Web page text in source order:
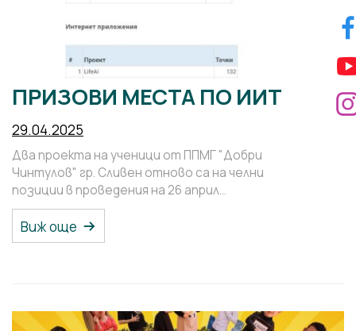
ПРИЗОВИ МЕСТА ПО ИИТ
29.04.2025
Два проекта на ученици от ППМГ "Добри
Чинтулов" гр. Сливен отново са на челни
позиции в проведения на 26 април…
Виж още